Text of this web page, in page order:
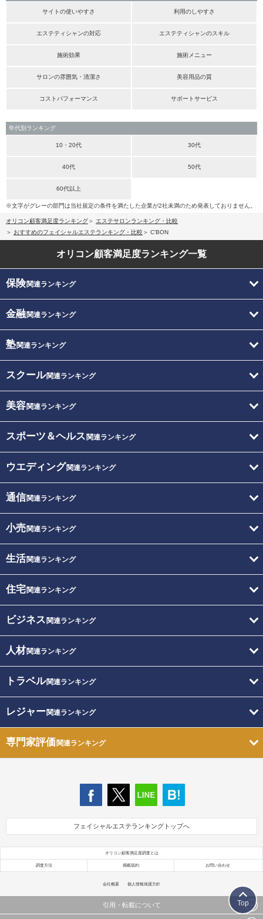
サイトの使いやすさ 利用のしやすさ
エステティシャンの対応 エステティシャンのスキル
施術効果 施術メニュー
サロンの雰囲気・清潔さ 美容用品の質
コストパフォーマンス サポートサービス
年代別ランキング
10・20代 30代
40代 50代
60代以上
※文字がグレーの部門は当社規定の条件を満たした企業が2社未満のため発表しておりません。
オリコン顧客満足度ランキング
エステサロンランキング・比較
おすすめのフェイシャルエステランキング・比較
C’BON
オリコン顧客満足度ランキング一覧
保険関連ランキング
金融関連ランキング
塾関連ランキング
スクール関連ランキング
美容関連ランキング
スポーツ＆ヘルス 関連ランキング
ウエディング関連ランキング
通信関連ランキング
小売関連ランキング
生活関連ランキング
住宅関連ランキング
ビジネス 関連ランキング
人材関連ランキング
トラベル関連ランキング
レジャー関連ランキング
専門家評価関連ランキング
フェイシャルエステランキングトップへ
オリコン顧客満足度調査とは
調査方法 掲載規約 お問い合わせ
会社概要 個人情報保護方針
引用・転載について Top